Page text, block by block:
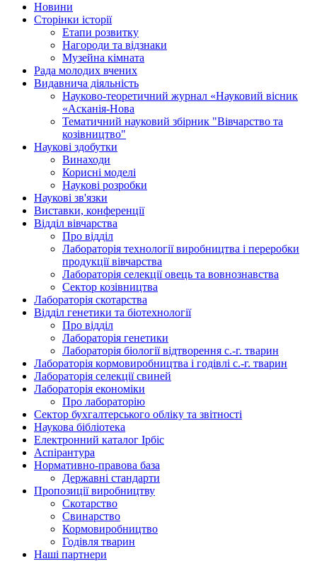
Новини
Сторінки історії
Етапи розвитку
Нагороди та відзнаки
Музейна кімната
Рада молодих вчених
Видавнича діяльність
Науково-теоретичний журнал «Науковий вісник
«Асканія-Нова
Тематичний науковий збірник "Вівчарство та
козівництво"
Наукові здобутки
Винаходи
Корисні моделі
Наукові розробки
Наукові зв'язки
Виставки, конференції
Відділ вівчарства
Про відділ
Лабораторія технології виробництва і переробки
продукції вівчарства
Лабораторія селекції овець та вовнознавства
Сектор козівництва
Лабораторія скотарства
Відділ генетики та біотехнології
Про відділ
Лабораторія генетики
Лабораторія біології відтворення с.-г. тварин
Лабораторія кормовиробництва і годівлі с.-г. тварин
Лабораторія селекції свиней
Лабораторія економіки
Про лабораторію
Сектор бухгалтерського обліку та звітності
Наукова бібліотека
Електронний каталог Iрбiс
Аспірантура
Нормативно-правова база
Державні стандарти
Пропозиції виробництву
Скотарство
Свинарство
Кормовиробництво
Годівля тварин
Наші партнери